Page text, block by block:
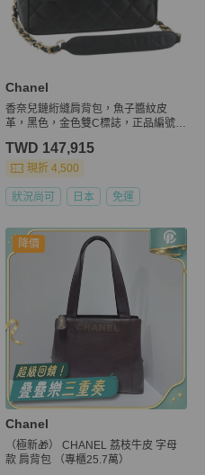
Chanel
香奈兒鏈絎縫肩背包，魚子醬紋皮
革，黑色，金色雙C標誌，正品編號1
TWD 147,915
現折 4,500
狀況尚可 日本 免運
降價
Chanel
（極新🎁） CHANEL 荔枝牛皮 字母
款 肩背包 （專櫃25.7萬）